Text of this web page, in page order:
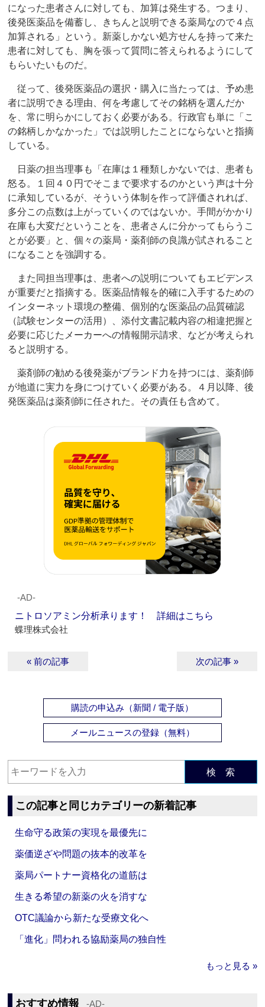
になった患者さんに対しても、加算は発生する。つまり、
後発医薬品を備蓄し、きちんと説明できる薬局なので４点
加算される」という。新薬しかない処方せんを持って来た
患者に対しても、胸を張って質問に答えられるようにして
もらいたいものだ。
従って、後発医薬品の選択・購入に当たっては、予め患
者に説明できる理由、何を考慮してその銘柄を選んだか
を、常に明らかにしておく必要がある。行政官も単に「こ
の銘柄しかなかった」では説明したことにならないと指摘
している。
日薬の担当理事も「在庫は１種類しかないでは、患者も
怒る。１回４０円でそこまで要求するのかという声は十分
に承知しているが、そういう体制を作って評価されれば、
多分この点数は上がっていくのではないか。手間がかかり
在庫も大変だということを、患者さんに分かってもらうこ
とが必要」と、個々の薬局・薬剤師の良識が試されること
になることを強調する。
また同担当理事は、患者への説明についてもエビデンス
が重要だと指摘する。医薬品情報を的確に入手するための
インターネット環境の整備、個別的な医薬品の品質確認
（試験センターの活用）、添付文書記載内容の相違把握と
必要に応じたメーカーへの情報開示請求、などが考えられ
ると説明する。
薬剤師の勧める後発薬がブランド力を持つには、薬剤師
が地道に実力を身につけていく必要がある。４月以降、後
発医薬品は薬剤師に任された。その責任も含めて。
‐AD‐
ニトロソアミン分析承ります！ 詳細はこちら
蝶理株式会社
« 前の記事 次の記事 »
購読の申込み（新聞 / 電子版）
メールニュースの登録（無料）
検 索
この記事と同じカテゴリーの新着記事
生命守る政策の実現を最優先に
薬価逆ざや問題の抜本的改革を
薬局パートナー資格化の道筋は
生きる希望の新薬の火を消すな
OTC議論から新たな受療文化へ
「進化」問われる協励薬局の独自性
もっと見る »
おすすめ情報 ‐AD‐